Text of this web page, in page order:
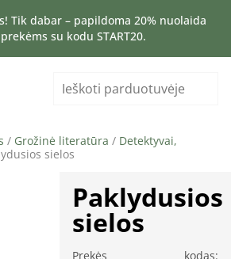
Tik dabar – papildoma 20% nuolaida
su kodu START20.
/ Grožinė literatūra / Detektyvai,
sielos
Paklydusios
sielos
Prekės kodas: